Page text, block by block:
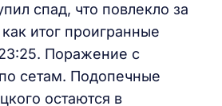
спад, что повлекло за
итог проигранные
23:25. Поражение с
сетам. Подопечные
остаются в